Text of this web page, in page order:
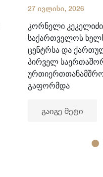
27 ივლისი, 2026
კორნელი
საქართველოს
ცენტრსა და
პირველ
გაფორმდა
გაიგე მეტი